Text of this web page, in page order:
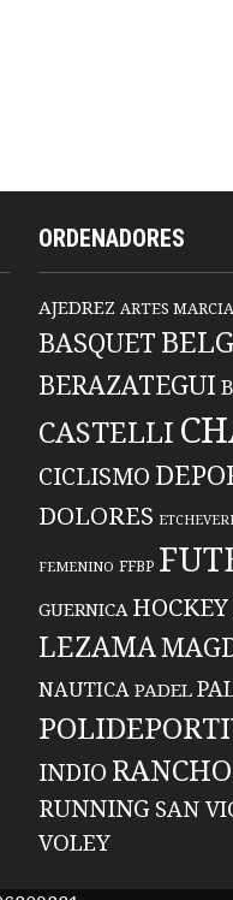
ORDENADORES
AJEDREZ ARTES
BASQUET
BERAZATEGUI
CASTELLI
CICLISMO
DOLORES
FEMENINO FFBP
GUERNICA HOCKEY
LEZAMA
NAUTICA PADEL
INDIO
RUNNING SAN
VOLEY